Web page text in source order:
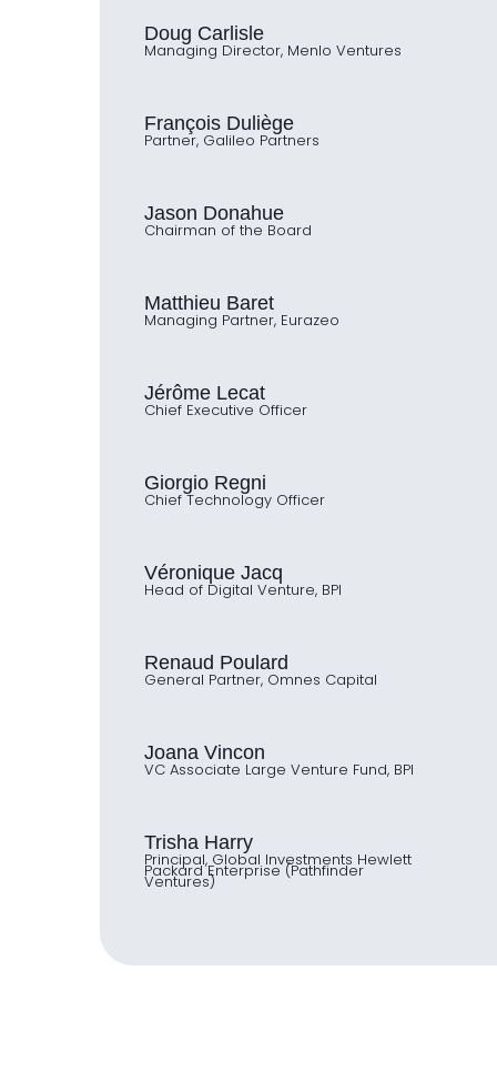
Doug Carlisle
Managing Director, Menlo Ventures
François Duliège
Partner, Galileo Partners
Jason Donahue
Chairman of the Board
Matthieu Baret
Managing Partner, Eurazeo
Jérôme Lecat
Chief Executive Officer
Giorgio Regni
Chief Technology Officer
Véronique Jacq
Head of Digital Venture, BPI
Renaud Poulard
General Partner, Omnes Capital
Joana Vincon
VC Associate Large Venture Fund, BPI
Trisha Harry
Principal, Global Investments Hewlett
Packard Enterprise (Pathfinder
Ventures)